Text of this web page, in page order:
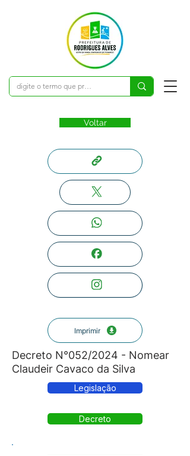
Voltar
Imprimir
Decreto N°052/2024 - Nomear
Claudeir Cavaco da Silva
Legislação
Decreto